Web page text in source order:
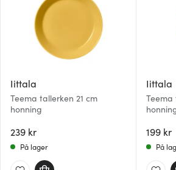
Iittala
Teema tallerken 21 cm
honning
239 kr
På lager
Iittala
Teema
199 kr
På